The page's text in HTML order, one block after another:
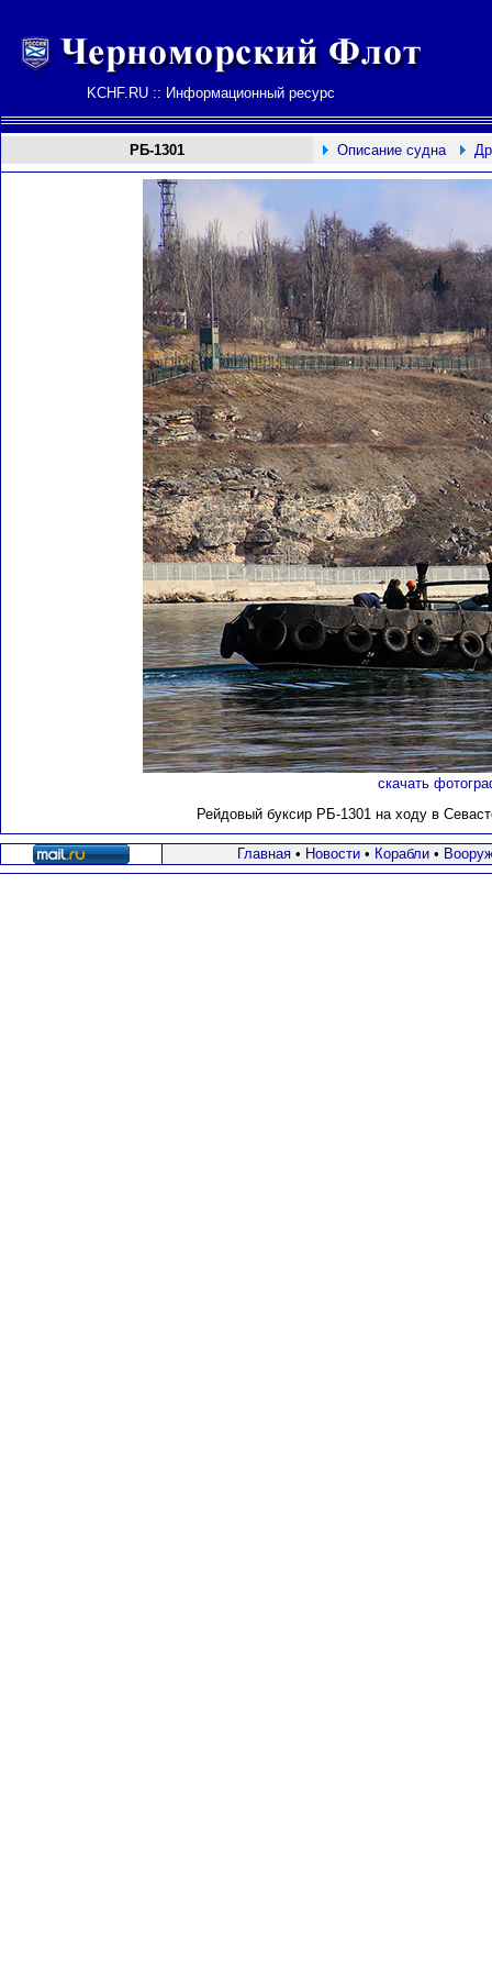
KCHF.RU :: Информационный ресурс
РБ-1301 Описание судна
скачать
Рейдовый буксир РБ-1301 на ходу в
Главная• Новости• Корабли•